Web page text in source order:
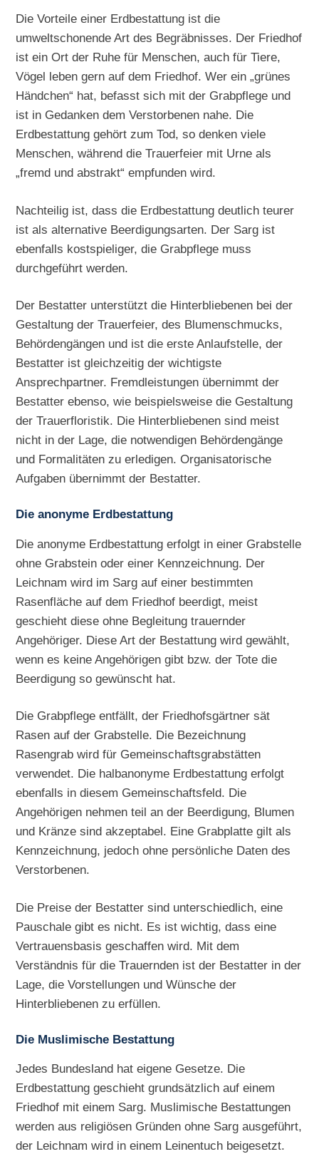
Die Vorteile einer Erdbestattung ist die
umweltschonende Art des Begräbnisses. Der Friedhof
ist ein Ort der Ruhe für Menschen, auch für Tiere,
Vögel leben gern auf dem Friedhof. Wer ein „grünes
Händchen“ hat, befasst sich mit der Grabpflege und
ist in Gedanken dem Verstorbenen nahe. Die
Erdbestattung gehört zum Tod, so denken viele
Menschen, während die Trauerfeier mit Urne als
„fremd und abstrakt“ empfunden wird.
Nachteilig ist, dass die Erdbestattung deutlich teurer
ist als alternative Beerdigungsarten. Der Sarg ist
ebenfalls kostspieliger, die Grabpflege muss
durchgeführt werden.
Der Bestatter unterstützt die Hinterbliebenen bei der
Gestaltung der Trauerfeier, des Blumenschmucks,
Behördengängen und ist die erste Anlaufstelle, der
Bestatter ist gleichzeitig der wichtigste
Ansprechpartner. Fremdleistungen übernimmt der
Bestatter ebenso, wie beispielsweise die Gestaltung
der Trauerfloristik. Die Hinterbliebenen sind meist
nicht in der Lage, die notwendigen Behördengänge
und Formalitäten zu erledigen. Organisatorische
Aufgaben übernimmt der Bestatter.
Die anonyme Erdbestattung
Die anonyme Erdbestattung erfolgt in einer Grabstelle
ohne Grabstein oder einer Kennzeichnung. Der
Leichnam wird im Sarg auf einer bestimmten
Rasenfläche auf dem Friedhof beerdigt, meist
geschieht diese ohne Begleitung trauernder
Angehöriger. Diese Art der Bestattung wird gewählt,
wenn es keine Angehörigen gibt bzw. der Tote die
Beerdigung so gewünscht hat.
Die Grabpflege entfällt, der Friedhofsgärtner sät
Rasen auf der Grabstelle. Die Bezeichnung
Rasengrab wird für Gemeinschaftsgrabstätten
verwendet. Die halbanonyme Erdbestattung erfolgt
ebenfalls in diesem Gemeinschaftsfeld. Die
Angehörigen nehmen teil an der Beerdigung, Blumen
und Kränze sind akzeptabel. Eine Grabplatte gilt als
Kennzeichnung, jedoch ohne persönliche Daten des
Verstorbenen.
Die Preise der Bestatter sind unterschiedlich, eine
Pauschale gibt es nicht. Es ist wichtig, dass eine
Vertrauensbasis geschaffen wird. Mit dem
Verständnis für die Trauernden ist der Bestatter in der
Lage, die Vorstellungen und Wünsche der
Hinterbliebenen zu erfüllen.
Die Muslimische Bestattung
Jedes Bundesland hat eigene Gesetze. Die
Erdbestattung geschieht grundsätzlich auf einem
Friedhof mit einem Sarg. Muslimische Bestattungen
werden aus religiösen Gründen ohne Sarg ausgeführt,
der Leichnam wird in einem Leinentuch beigesetzt.